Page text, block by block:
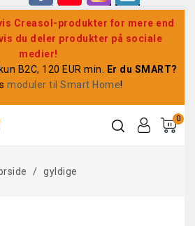
Creasol-produkter for mere end
du deler produkter på sociale
medier!
B2C, 120 EUR min.
Er du SMART?
moduler til Smart Home!
0
gyldige